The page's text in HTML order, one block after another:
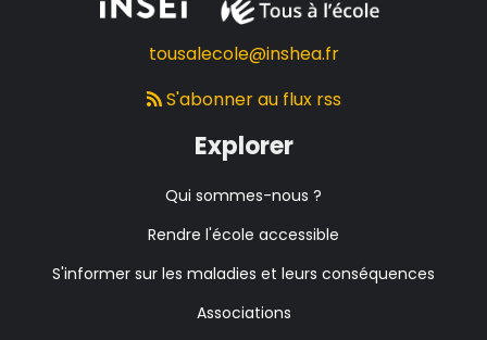
tousalecole@inshea.fr
S'abonner au flux rss
Explorer
Qui sommes-nous ?
Rendre l'école accessible
S'informer sur les maladies et leurs conséquences
Associations